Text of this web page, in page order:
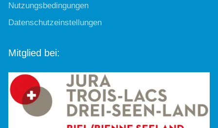
Nutzungsbedingungen
Datenschutzeinstellungen
Mitglied bei: